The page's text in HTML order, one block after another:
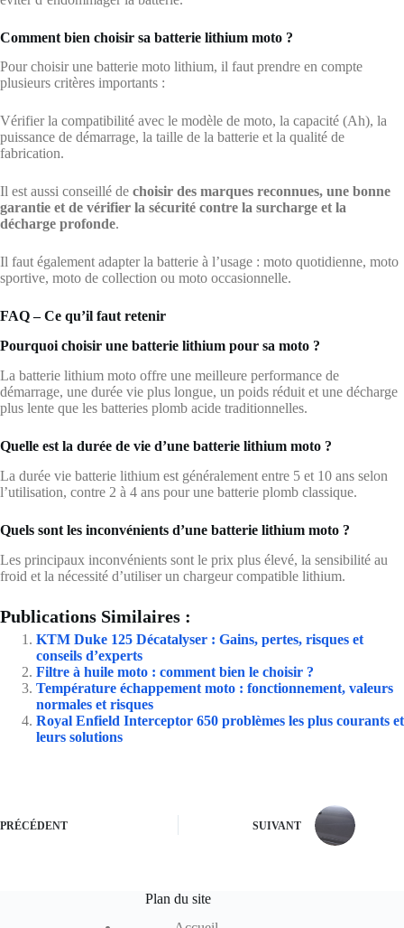
Comment bien choisir sa batterie lithium moto ?
Pour choisir une batterie moto lithium, il faut prendre en compte
plusieurs critères importants :
Vérifier la compatibilité avec le modèle de moto, la capacité (Ah), la
puissance de démarrage, la taille de la batterie et la qualité de
fabrication.
Il est aussi conseillé de choisir des marques reconnues, une bonne
garantie et de vérifier la sécurité contre la surcharge et la
décharge profonde.
Il faut également adapter la batterie à l’usage : moto quotidienne, moto
sportive, moto de collection ou moto occasionnelle.
FAQ – Ce qu’il faut retenir
Pourquoi choisir une batterie lithium pour sa moto ?
La batterie lithium moto offre une meilleure performance de
démarrage, une durée vie plus longue, un poids réduit et une décharge
plus lente que les batteries plomb acide traditionnelles.
Quelle est la durée de vie d’une batterie lithium moto ?
La durée vie batterie lithium est généralement entre 5 et 10 ans selon
l’utilisation, contre 2 à 4 ans pour une batterie plomb classique.
Quels sont les inconvénients d’une batterie lithium moto ?
Les principaux inconvénients sont le prix plus élevé, la sensibilité au
froid et la nécessité d’utiliser un chargeur compatible lithium.
Publications Similaires :
KTM Duke 125 Décatalyser : Gains, pertes, risques et
conseils d’experts
Filtre à huile moto : comment bien le choisir ?
Température échappement moto : fonctionnement, valeurs
normales et risques
Royal Enfield Interceptor 650 problèmes les plus courants et
leurs solutions
PRÉCÉDENT SUIVANT
Plan du site